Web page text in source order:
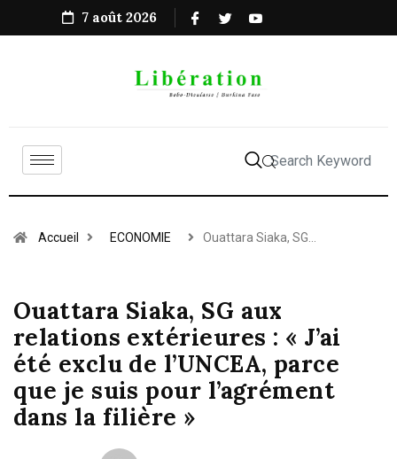
7 août 2026
Accueil ECONOMIE Ouattara Siaka, SG…
Ouattara Siaka, SG aux
relations extérieures : « J’ai
été exclu de l’UNCEA, parce
que je suis pour l’agrément
dans la filière »